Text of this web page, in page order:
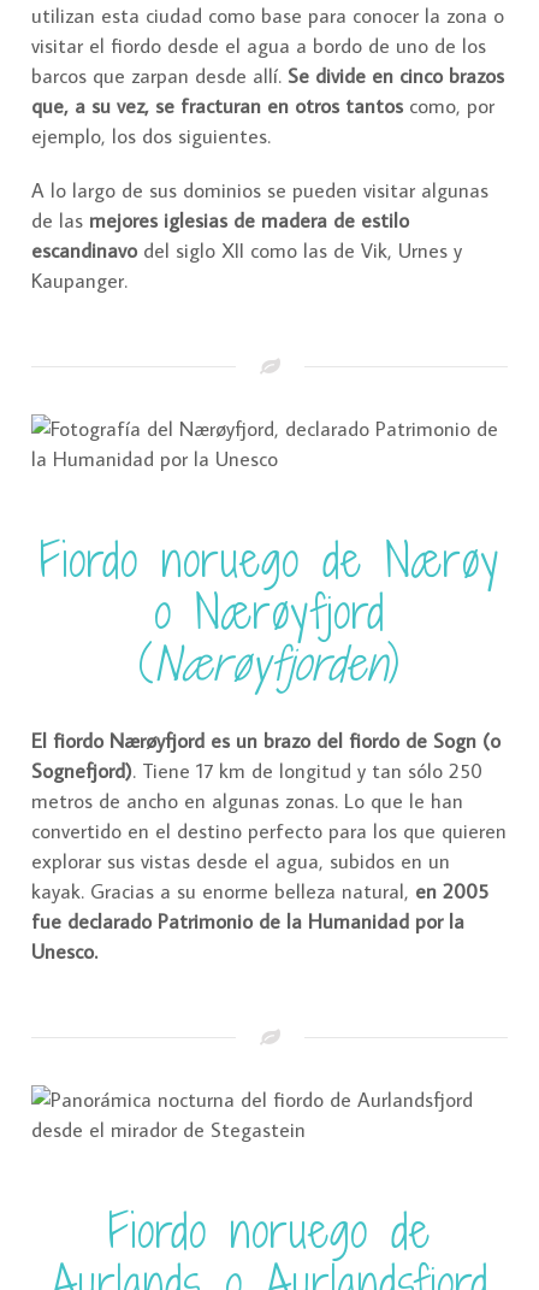
utilizan esta ciudad como base para conocer la zona o
visitar el fiordo desde el agua a bordo de uno de los
barcos que zarpan desde allí. Se divide en cinco brazos
que, a su vez, se fracturan en otros tantos como, por
ejemplo, los dos siguientes.
A lo largo de sus dominios se pueden visitar algunas
de las mejores iglesias de madera de estilo
escandinavo del siglo XII como las de Vik, Urnes y
Kaupanger.
Fiordo noruego de Nærøy
o Nærøyfjord
(Nærøyfjorden)
El fiordo Nærøyfjord es un brazo del fiordo de Sogn (o
Sognefjord). Tiene 17 km de longitud y tan sólo 250
metros de ancho en algunas zonas. Lo que le han
convertido en el destino perfecto para los que quieren
explorar sus vistas desde el agua, subidos en un
kayak. Gracias a su enorme belleza natural, en 2005
fue declarado Patrimonio de la Humanidad por la
Unesco.
Fiordo noruego de